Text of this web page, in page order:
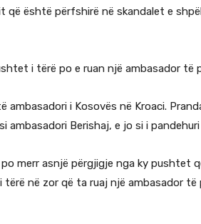
që është përfshirë në skandalet e
i tërë po e ruan një ambasador të
ambasadori i Kosovës në Kroaci.
ambasadori Berishaj, e jo si i pandehuri
merr asnjë përgjigje nga ky pushtet
në zor që ta ruaj një ambasador të